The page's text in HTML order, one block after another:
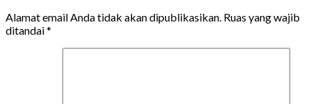
Alamat email Anda tidak akan dipublikasikan. Ruas yang wajib
ditandai*